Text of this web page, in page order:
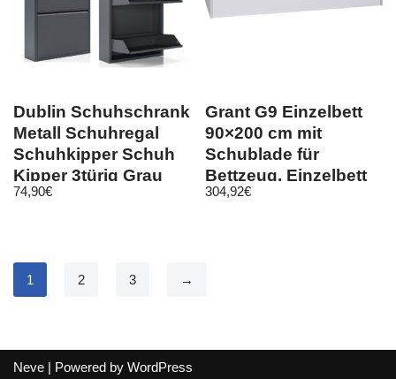
Dublin Schuhschrank
Metall Schuhregal
Schuhkipper Schuh
Kipper 3türig Grau
50×103 cm
74,90€
Grant G9 Einzelbett
90×200 cm mit
Schublade für
Bettzeug, Einzelbett
für Zimmer
304,92€
1 2 3 →
Neve | Powered by WordPress